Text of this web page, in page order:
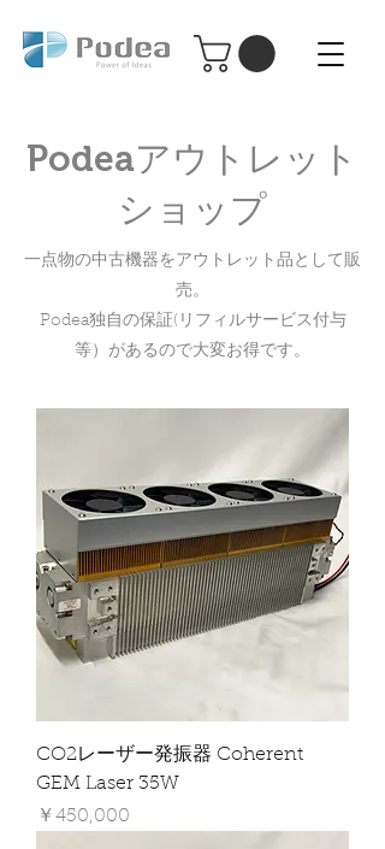
Podea パーソナル レーザー加工機
Podea
Podeaアウトレット
ショップ
一点物の中古機器をアウトレット品として販
売。
​Podea独自の保証(リフィルサービス付与
等）があるので大変お得です。
CO2レーザー発振器 Coherent
GEM Laser 35W
価格
￥450,000